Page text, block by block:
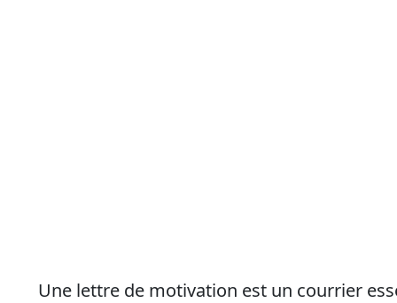
Une lettre de motivation est un courrier